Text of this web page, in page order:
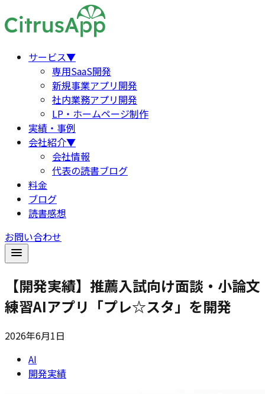
サービス▼
専用SaaS開発
新規事業アプリ開発
社内業務アプリ開発
LP・ホームページ制作
実績・事例
会社紹介▼
会社情報
代表の読書ブログ
料金
ブログ
読書感想
お問い合わせ
【開発実績】推薦入試向け面談・小論文
練習AIアプリ「プレ☆スタ」を開発
2026年6月1日
AI
開発実績